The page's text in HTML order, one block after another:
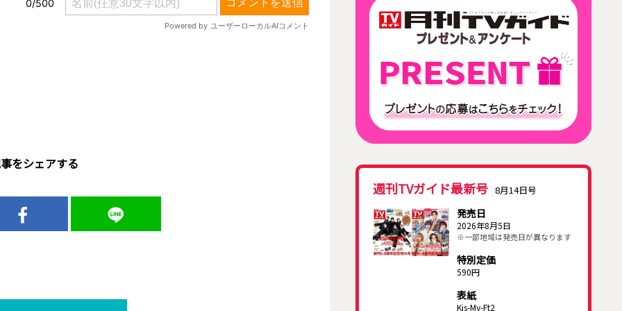
をシェアする
週刊TVガイド最新号 8月14日号
発売日
2026年8月5日
※一部地域は発売日が異なります
特別定価
590円
表紙
Kis-My-Ft2